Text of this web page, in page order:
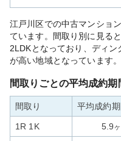
江戸川区での中古マンショ
ています。間取り別に見る
2LDKとなっており、ディ
が高い地域となっています。
間取りごとの平均成約期
間取り 平均成約期
1R 1K 5.9